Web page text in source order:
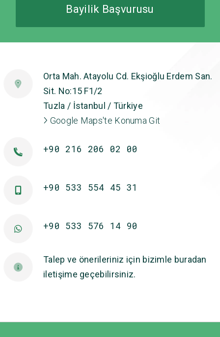
Bayilik Başvurusu
Orta Mah. Atayolu Cd. Ekşioğlu Erdem San.
Sit. No:15 F1/2
Tuzla / İstanbul / Türkiye
Google Maps'te Konuma Git
+90 216 206 02 00
+90 533 554 45 31
+90 533 576 14 90
Talep ve önerileriniz için bizimle buradan
iletişime geçebilirsiniz.